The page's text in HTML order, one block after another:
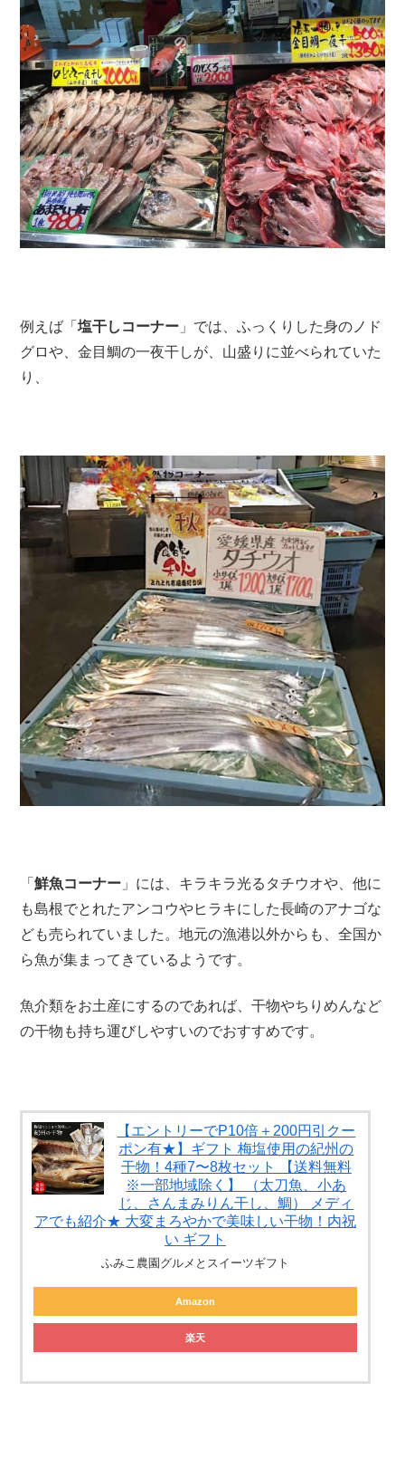
例えば「塩干しコーナー 」では、ふっくりした身のノド
グロや、金目鯛の一夜干しが、山盛りに並べられていた
り、
「鮮魚コーナー 」には、キラキラ光るタチウオや、他に
も島根でとれたアンコウやヒラキにした長崎のアナゴな
ども売られていました。地元の漁港以外からも、全国か
ら魚が集まってきているようです。
魚介類をお土産にするのであれば、干物やちりめんなど
の干物も持ち運びしやすいのでおすすめです。
【エントリーでP10倍＋200円引クー
ポン有★】ギフト 梅塩使用の紀州の
干物！4種7〜8枚セット 【送料無料
※一部地域除く】 （太刀魚、小あ
じ、さんまみりん干し、鯛） メディ
アでも紹介★ 大変まろやかで美味しい干物！内祝
い ギフト
ふみこ農園グルメとスイーツギフト
Amazon
楽天